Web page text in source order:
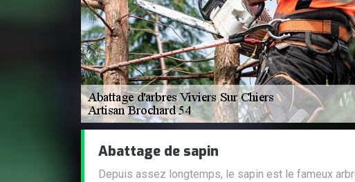
Abattage de sapin
Depuis assez longtemps, le sapin est le fameux